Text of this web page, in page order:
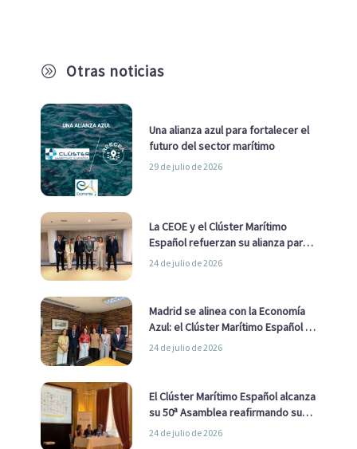
A Otras noticias
Una alianza azul para fortalecer el
futuro del sector marítimo
29 de julio de 2026
La CEOE y el Clúster Marítimo
Español refuerzan su alianza para
impulsar una estrategia Nacional
24 de julio de 2026
Madrid se alinea con la Economía
Azul: el Clúster Marítimo Español y
la Real Liga Naval avanzan alianzas
24 de julio de 2026
El Clúster Marítimo Español alcanza
su 50ª Asamblea reafirmando su
liderazgo en la Economía Azul
24 de julio de 2026